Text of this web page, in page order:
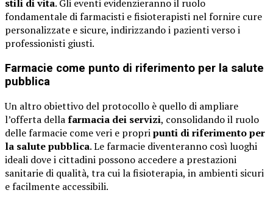
stili di vita. Gli eventi evidenzieranno il ruolo
fondamentale di farmacisti e fisioterapisti nel fornire cure
personalizzate e sicure, indirizzando i pazienti verso i
professionisti giusti.
Farmacie come punto di riferimento per la salute
pubblica
Un altro obiettivo del protocollo è quello di ampliare
l’offerta dellafarmacia dei servizi, consolidando il ruolo
delle farmacie come veri e propripunti di riferimento per
la salute pubblica. Le farmacie diventeranno così luoghi
ideali dove i cittadini possono accedere a prestazioni
sanitarie di qualità, tra cui la fisioterapia, in ambienti sicuri
e facilmente accessibili.